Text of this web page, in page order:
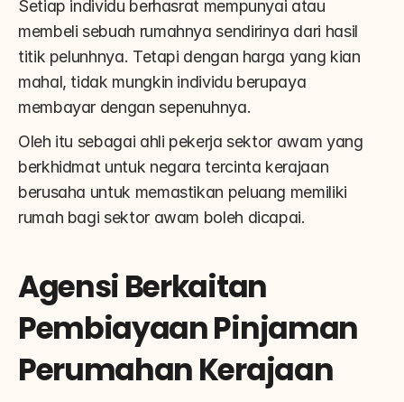
Setiap individu berhasrat mempunyai atau
membeli sebuah rumahnya sendirinya dari hasil
titik pelunhnya. Tetapi dengan harga yang kian
mahal, tidak mungkin individu berupaya
membayar dengan sepenuhnya.
Oleh itu sebagai ahli pekerja sektor awam yang
berkhidmat untuk negara tercinta kerajaan
berusaha untuk memastikan peluang memiliki
rumah bagi sektor awam boleh dicapai.
Agensi Berkaitan
Pembiayaan Pinjaman
Perumahan Kerajaan